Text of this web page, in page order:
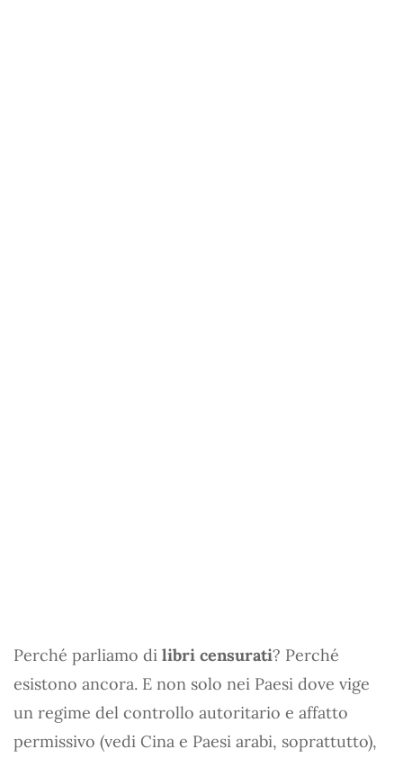
Perché parliamo di libri censurati? Perché
esistono ancora. E non solo nei Paesi dove vige
un regime del controllo autoritario e affatto
permissivo (vedi Cina e Paesi arabi, soprattutto),